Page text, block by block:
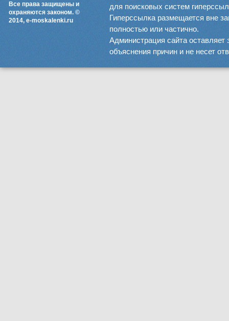
Все права защищены и
охраняются законом. ©
2014, e-moskalenki.ru
для поисковых систем
Гиперссылка размещается вне
полностью или частично.
Администрация сайта оставляет
объяснения причин и не несет